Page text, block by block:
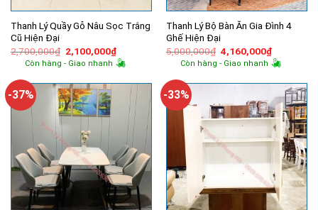
Thanh Lý Quầy Gỗ Nâu Sọc Trắng
Cũ Hiện Đại
2,700,000₫ Giá
gốc
là:
2,100,000₫Giá
hiện
tại
2,100,000₫.
Còn hàng - Giao nhanh
Thanh Lý Bộ Bàn Ăn Gia Đình 4
Ghế Hiện Đại
5,000,000₫ Giá
gốc
là:
4,160,000₫Giá
hiện
tại
Còn hàng - Giao nhanh
-37% -33%